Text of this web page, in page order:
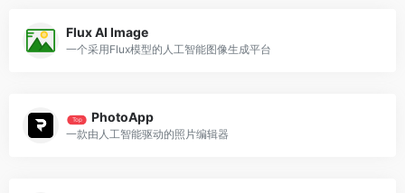
Flux AI Image
一个采用Flux模型的人工智能图像生成平台
Top PhotoApp
一款由人工智能驱动的照片编辑器